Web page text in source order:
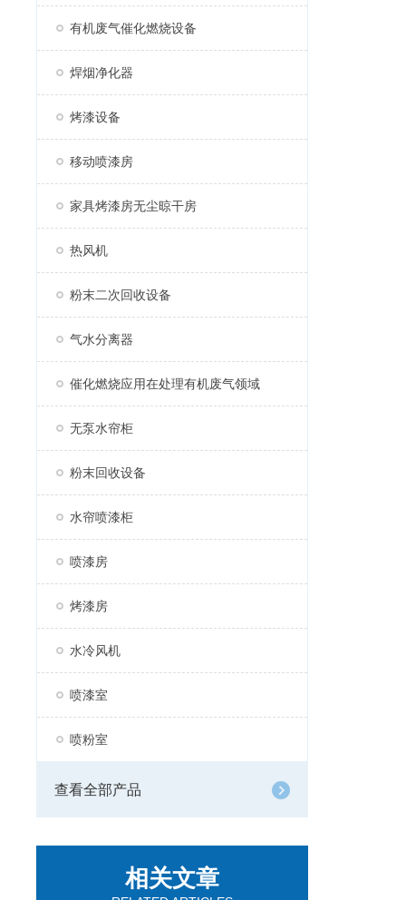
有机废气催化燃烧设备
焊烟净化器
烤漆设备
移动喷漆房
家具烤漆房无尘晾干房
热风机
粉末二次回收设备
气水分离器
催化燃烧应用在处理有机废气领域
无泵水帘柜
粉末回收设备
水帘喷漆柜
喷漆房
烤漆房
水冷风机
喷漆室
喷粉室
查看全部产品
相关文章